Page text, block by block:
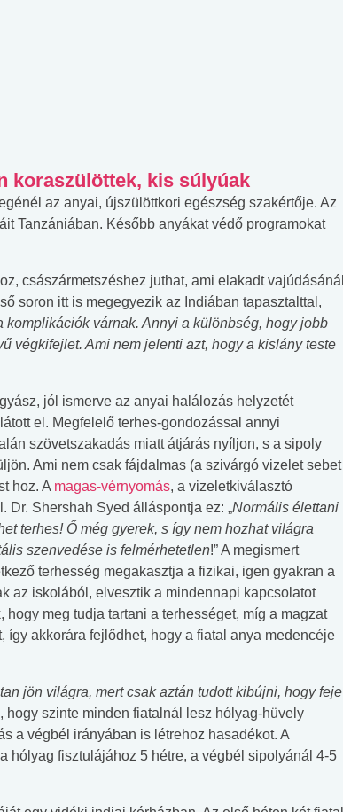
koraszülöttek, kis súlyúak
az anyai, újszülöttkori egészség szakértője. Az
Tanzániában. Később anyákat védő programokat
császármetszéshez juthat, ami elakadt vajúdásánál
soron itt is megegyezik az Indiában tapasztalttal,
komplikációk várnak. Annyi a különbség, hogy jobb
végkifejlet. Ami nem jelenti azt, hogy a kislány teste
jól ismerve az anyai halálozás helyzetét
el. Megfelelő terhes-gondozással annyi
szövetszakadás miatt átjárás nyíljon, s a sipoly
Ami nem csak fájdalmas (a szivárgó vizelet sebet
hoz. A magas-vérnyomás, a vizeletkiválasztó
Dr. Shershah Syed álláspontja ez: „Normális élettani
terhes! Ő még gyerek, s így nem hozhat világra
szenvedése is felmérhetetlen!” A megismert
terhesség megakasztja a fizikai, igen gyakran a
az iskolából, elvesztik a mindennapi kapcsolatot
hogy meg tudja tartani a terhességet, míg a magzat
akkorára fejlődhet, hogy a fiatal anya medencéje
jön világra, mert csak aztán tudott kibújni, hogy feje
hogy szinte minden fiatalnál lesz hólyag-hüvely
a végbél irányában is létrehoz hasadékot. A
hólyag fisztulájához 5 hétre, a végbél sipolyánál 4-5